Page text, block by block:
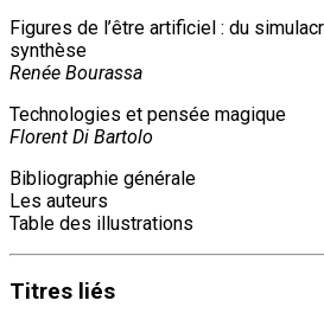
Figures de l’être artificiel : du
synthèse
Renée Bourassa
Technologies et pensée magique
Florent Di Bartolo
Bibliographie générale
Les auteurs
Table des illustrations
Titres liés